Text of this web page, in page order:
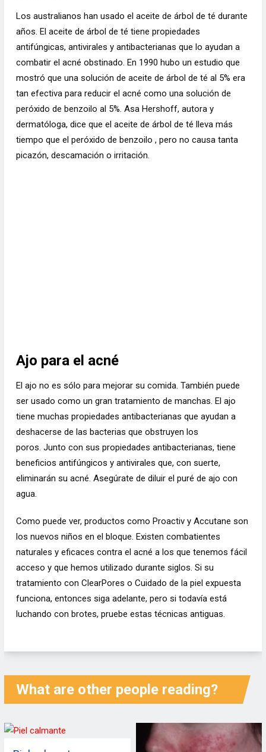
Los australianos han usado el aceite de árbol de té durante
años. El aceite de árbol de té tiene propiedades
antifúngicas, antivirales y antibacterianas que lo ayudan a
combatir el acné obstinado. En 1990 hubo un estudio que
mostró que una solución de aceite de árbol de té al 5% era
tan efectiva para reducir el acné como una solución de
peróxido de benzoilo al 5%. Asa Hershoff, autora y
dermatóloga, dice que el aceite de árbol de té lleva más
tiempo que el peróxido de benzoilo , pero no causa tanta
picazón, descamación o irritación.
Ajo para el acné
El ajo no es sólo para mejorar su comida. También puede
ser usado como un gran tratamiento de manchas. El ajo
tiene muchas propiedades antibacterianas que ayudan a
deshacerse de las bacterias que obstruyen los
poros. Junto con sus propiedades antibacterianas, tiene
beneficios antifúngicos y antivirales que, con suerte,
eliminarán su acné. Asegúrate de diluir el puré de ajo con
agua.
Como puede ver, productos como Proactivy Accutane son
los nuevos niños en el bloque. Existen combatientes
naturales y eficaces contra el acné a los que tenemos fácil
acceso y que hemos utilizado durante siglos. Si su
tratamiento con ClearPores o Cuidado de la piel expuesta
funciona, entonces siga adelante, pero si todavía está
luchando con brotes, pruebe estas técnicas antiguas.
What are other people reading?